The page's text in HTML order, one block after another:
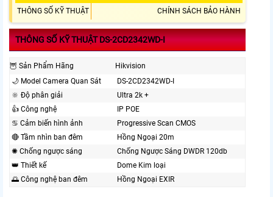
THÔNG SỐ KỸ THUẬT CHÍNH SÁCH BẢO HÀNH
THÔNG SỐ KỸ THUẬT DS-2CD2342WD-I
🦉 Sản Phẩm Hãng
Hikvision
🌙 Model Camera Quan Sát
DS-2CD2342WD-I
🔆 Độ phân giải
Ultra 2k +
👍 Công nghệ
IP POE
♋ Cảm biến hình ảnh
Progressive Scan CMOS
🔴 Tầm nhìn ban đêm
Hồng Ngoại 20m
✺ Chống ngược sáng
Chống Ngược Sáng DWDR 120db
👑 Thiết kế
Dome Kim loại
🌅 Công nghệ ban đêm
Hồng Ngoại EXIR